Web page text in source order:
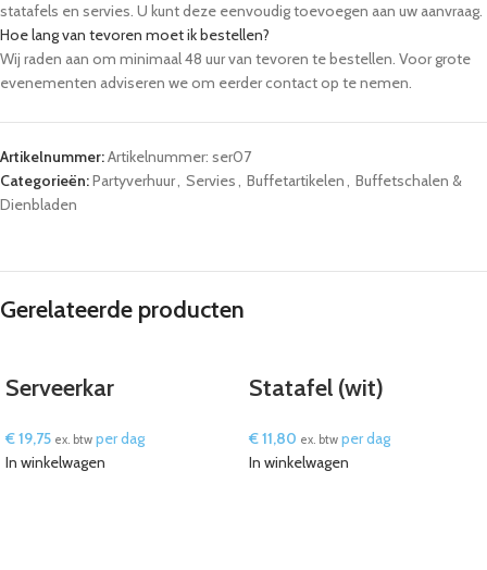
statafels en servies. U kunt deze eenvoudig toevoegen aan uw aanvraag.
Hoe lang van tevoren moet ik bestellen?
Wij raden aan om minimaal 48 uur van tevoren te bestellen. Voor grote
evenementen adviseren we om eerder contact op te nemen.
Artikelnummer:Artikelnummer: ser07
Categorieën:Partyverhuur, Servies, Buffetartikelen, Buffetschalen &
Dienbladen
Gerelateerde producten
Serveerkar
€19,75 ex. btw per dag
In winkelwagen
Statafel (wit)
€11,80 ex. btw per dag
In winkelwagen